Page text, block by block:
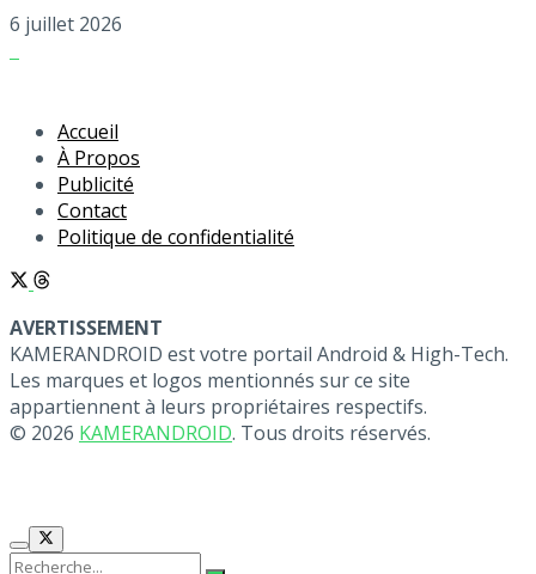
6 juillet 2026
Accueil
À Propos
Publicité
Contact
Politique de confidentialité
AVERTISSEMENT
KAMERANDROID est votre portail Android & High-Tech.
Les marques et logos mentionnés sur ce site
appartiennent à leurs propriétaires respectifs.
© 2026 KAMERANDROID. Tous droits réservés.